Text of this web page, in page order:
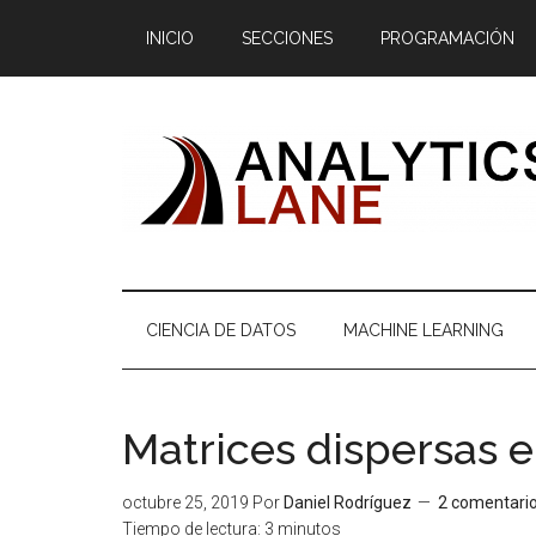
contenido
secondary
la
pie
INICIO SECCIONES PROGRAMACIÓN
CIENCIA DE DATOS MACHINE LEARNING
Matrices dispersas
octubre 25, 2019 Por Daniel Rodríguez
2
Tiempo de lectura: 3 minutos